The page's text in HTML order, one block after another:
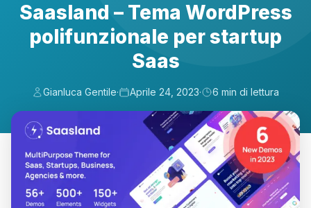
Saasland – Tema WordPress
polifunzionale per startup
Saas
Gianluca Gentile· Aprile 24, 2023· 6 min di lettura